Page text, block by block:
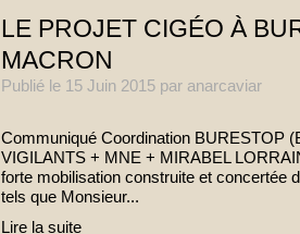
LE PROJET CIGÉO À
MACRON
Publié le 15 Juin 2015 par anarcaviar
Communiqué Coordination BURESTOP
VIGILANTS + MNE + MIRABEL
forte mobilisation construite et concertée
tels que Monsieur...
Lire la suite